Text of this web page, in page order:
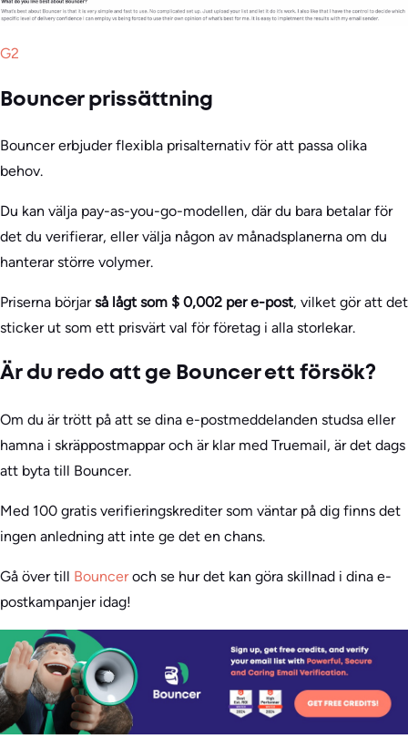
G2
Bouncer prissättning
Bouncer erbjuder flexibla prisalternativ för att passa olika
behov.
Du kan välja pay-as-you-go-modellen, där du bara betalar för
det du verifierar, eller välja någon av månadsplanerna om du
hanterar större volymer.
Priserna börjarså lågt som $ 0,002 per e-post, vilket gör att det
sticker ut som ett prisvärt val för företag i alla storlekar.
Är du redo att ge Bouncer ett försök?
Om du är trött på att se dina e-postmeddelanden studsa eller
hamna i skräppostmappar och är klar med Truemail, är det dags
att byta till Bouncer.
Med 100 gratis verifieringskrediter som väntar på dig finns det
ingen anledning att inte ge det en chans.
Gå över till Bounceroch se hur det kan göra skillnad i dina e-
postkampanjer idag!